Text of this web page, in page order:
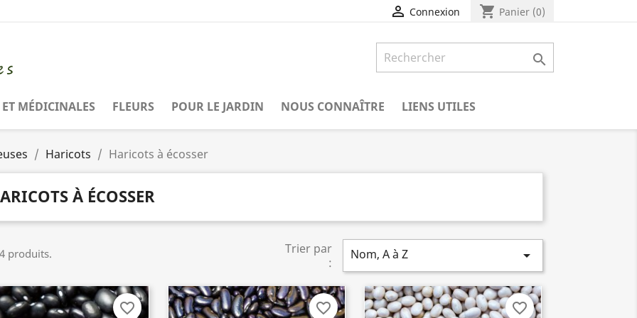
 Connexion shopping_cart Panier (0)

MÉDICINALES FLEURS POUR LE JARDIN NOUS CONNAÎTRE LIENS UTILES
Haricots Haricots à écosser
À ÉCOSSER
produits.
Trier par
:
Nom, A à Z 
favorite_border favorite_border favorite_border